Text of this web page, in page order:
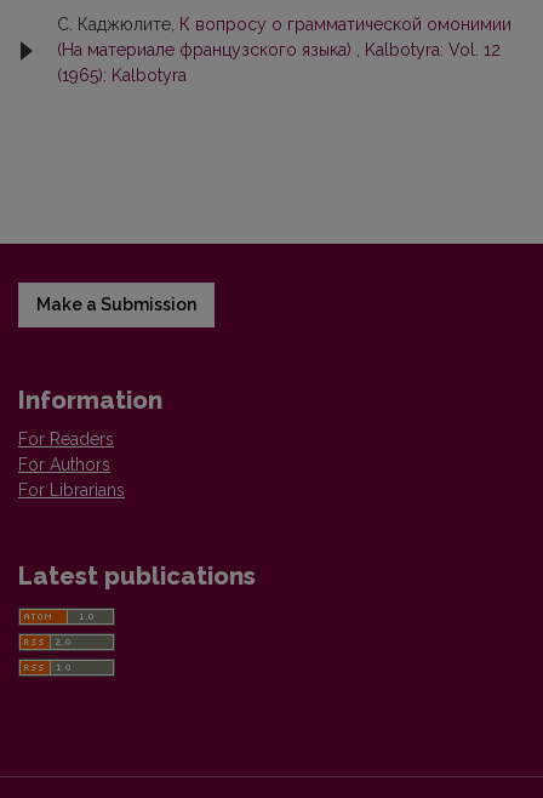
С. Каджюлите, К вопросу о грамматической омонимии
(На материале французского языка)
Kalbotyra: Vol. 12
(1965): Kalbotyra
Make a Submission
Information
For Readers
For Authors
For Librarians
Latest publications